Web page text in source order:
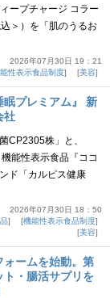
ープチャージ コラー
＞）を「肌のうるお
2026年07月30日 19：21
性表示食品制度 美容
プレミアム』 新
社
CP2305株」と、
能性表示食品『ココ
ド「カルピス健康
2026年07月30日 18：50
機能性表示食品制度
美容
ームを始動。第
ト・腸活サプリを